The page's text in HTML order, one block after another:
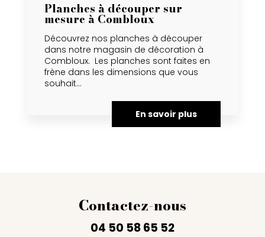
Planches à découper sur
mesure à Combloux
Découvrez nos planches à découper
dans notre magasin de décoration à
Combloux. Les planches sont faites en
frène dans les dimensions que vous
souhait...
En savoir plus
Contactez-nous
04 50 58 65 52